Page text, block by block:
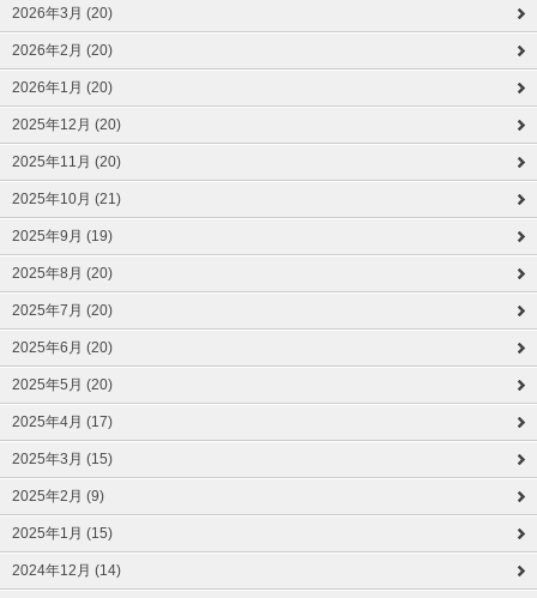
2026年3月 (20)
2026年2月 (20)
2026年1月 (20)
2025年12月 (20)
2025年11月 (20)
2025年10月 (21)
2025年9月 (19)
2025年8月 (20)
2025年7月 (20)
2025年6月 (20)
2025年5月 (20)
2025年4月 (17)
2025年3月 (15)
2025年2月 (9)
2025年1月 (15)
2024年12月 (14)